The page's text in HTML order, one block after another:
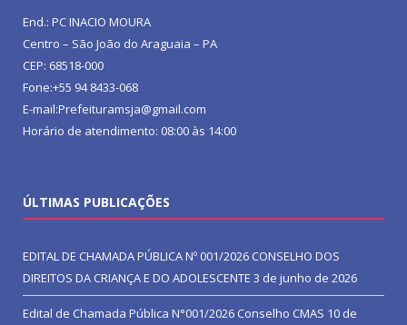
End.: PC INACIO MOURA
Centro – São João do Araguaia – PA
CEP: 68518-000
Fone:+55 94 8433-068
E-mail:Prefeituramsja@gmail.com
Horário de atendimento: 08:00 às 14:00
ÚLTIMAS PUBLICAÇÕES
EDITAL DE CHAMADA PÚBLICA Nº 001/2026 CONSELHO DOS
DIREITOS DA CRIANÇA E DO ADOLESCENTE 3 de junho de 2026
Edital de Chamada Pública N°001/2026 Conselho CMAS 10 de